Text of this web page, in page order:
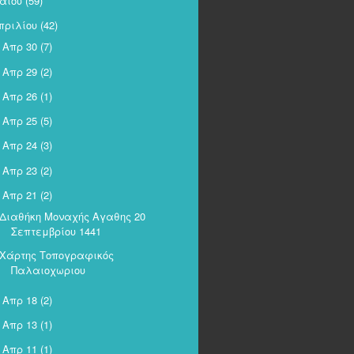
(42)
Απρ 30 (7)
Απρ 29 (2)
Απρ 26 (1)
Απρ 25 (5)
Απρ 24 (3)
Απρ 23 (2)
Απρ 21 (2)
Διαθήκη Μοναχής Αγαθης 20
Σεπτεμβρίου 1441
Χάρτης Τοπογραφικός
Παλαιοχωριου
Απρ 18 (2)
Απρ 13 (1)
Απρ 11 (1)